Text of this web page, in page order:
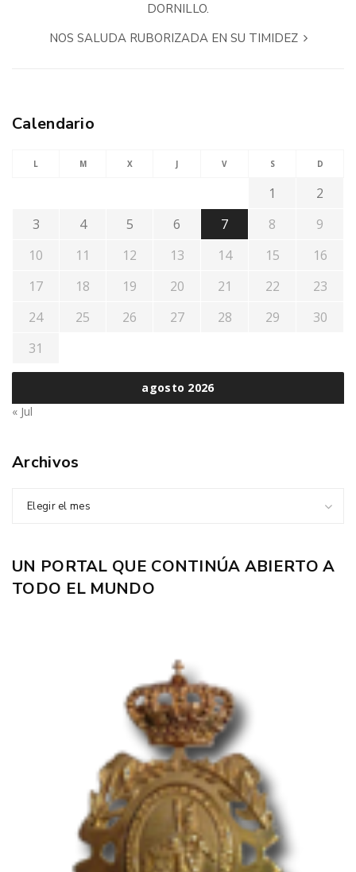
DORNILLO.
NOS SALUDA RUBORIZADA EN SU TIMIDEZ
Calendario
agosto 2026
L M X J V S D
1
2
3
4 5 6 7 8
9
10
11 12 13 14 15
16
17
18 19 20 21 22
23
24
25 26 27 28 29
30
31
« Jul
Archivos
Elegir el mes
UN PORTAL QUE CONTINÚA ABIERTO A
TODO EL MUNDO